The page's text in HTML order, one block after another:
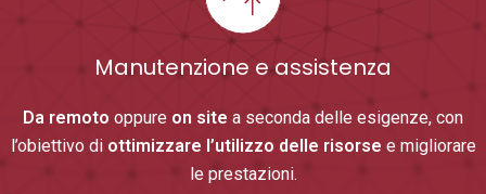
Manutenzione e assistenza
Da remoto oppure on site a seconda delle esigenze, con
l’obiettivo di ottimizzare l’utilizzo delle risorse e migliorare
le prestazioni.